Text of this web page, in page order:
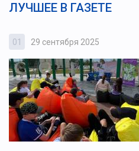
ЛУЧШЕЕ В ГАЗЕТЕ
01 29 сентября 2025